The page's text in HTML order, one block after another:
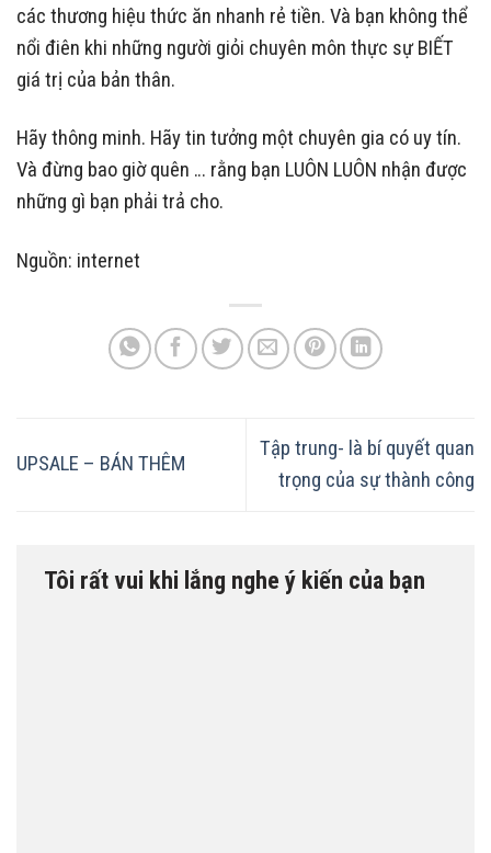
các thương hiệu thức ăn nhanh rẻ tiền. Và bạn không thể
nổi điên khi những người giỏi chuyên môn thực sự BIẾT
giá trị của bản thân.
Hãy thông minh. Hãy tin tưởng một chuyên gia có uy tín.
Và đừng bao giờ quên … rằng bạn LUÔN LUÔN nhận được
những gì bạn phải trả cho.
Nguồn: internet
UPSALE – BÁN THÊM
Tập trung- là bí quyết quan
trọng của sự thành công
Tôi rất vui khi lắng nghe ý kiến của bạn